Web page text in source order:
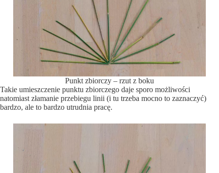
Punkt zbiorczy – rzut z boku
Takie umieszczenie punktu zbiorczego daje sporo możliwości
natomiast złamanie przebiegu linii (i tu trzeba mocno to zaznaczyć)
bardzo, ale to bardzo utrudnia pracę.